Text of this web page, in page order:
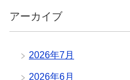
アーカイブ
2026年7月
2026年6月